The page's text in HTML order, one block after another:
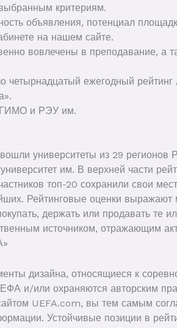
критериям.
объявления, потенциал
на нашем сайте.
вовлечены в преподавание, а
четырнадцатый ежегодный
и РЭУ им.
университеты из 29
им. В верхней части
топ-20 сохранили свои
Рейтинговые оценки
держать или продавать те
источником, отражающим
дизайна, относящиеся к
и/или охраняются авторским
UEFA.com, вы тем самым
Устойчивые позиции в